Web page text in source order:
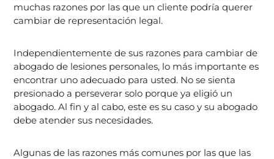
muchas razones por las que un cliente podría querer
cambiar de representación legal.
Independientemente de sus razones para cambiar de
abogado de lesiones personales, lo más importante es
encontrar uno adecuado para usted. No se sienta
presionado a perseverar solo porque ya eligió un
abogado. Al fin y al cabo, este es su caso y su abogado
debe atender sus necesidades.
Algunas de las razones más comunes por las que las